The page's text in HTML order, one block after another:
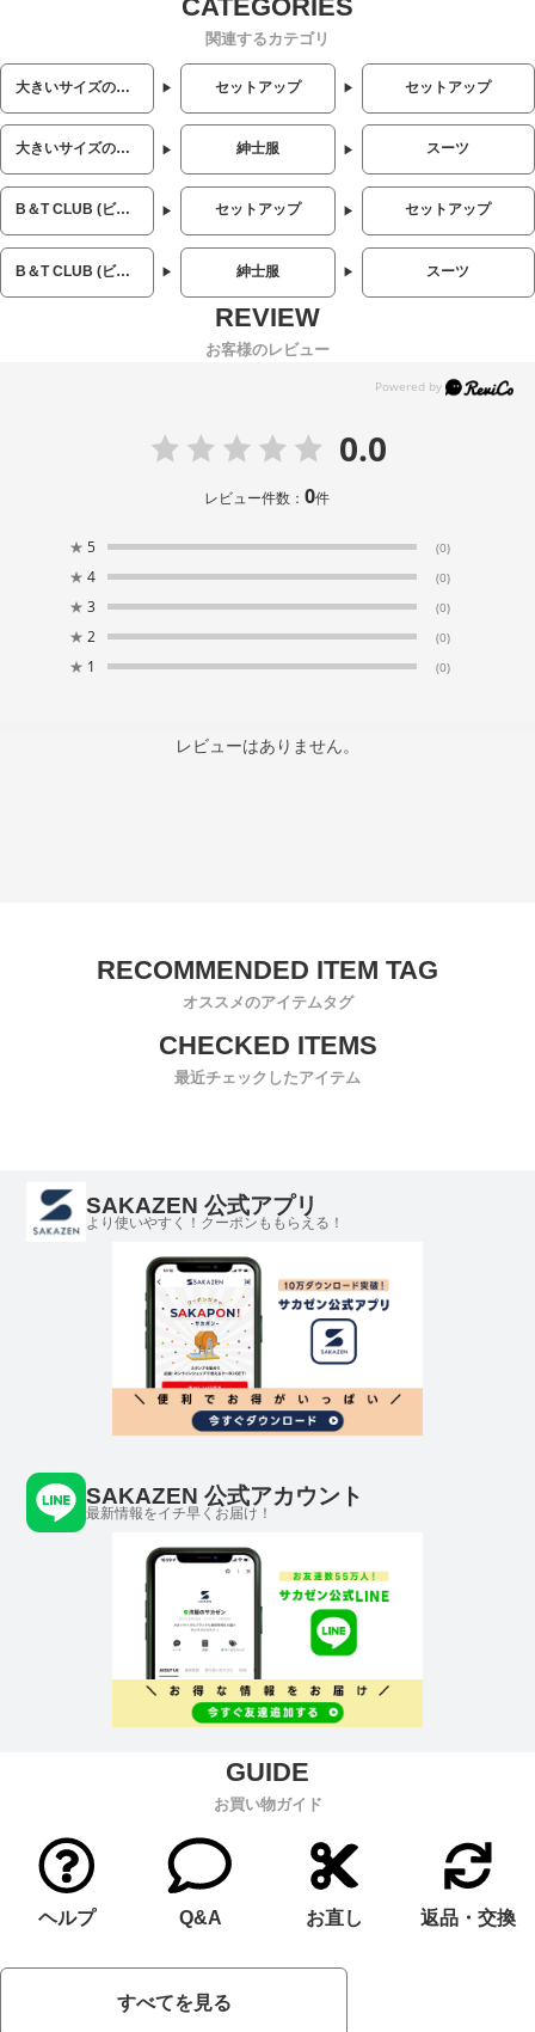
関連するカテゴリ
大きいサイズのメンズ服 セットアップ セットアップ
大きいサイズのメンズ服 紳士服 スーツ
B＆T CLUB (ビーアンドティークラブ) セットアップ セットアップ
B＆T CLUB (ビーアンドティークラブ) 紳士服 スーツ
お客様のレビュー
0.0
レビュー件数：0件
★ 5 (0)
★ 4 (0)
★ 3 (0)
★ 2 (0)
★ 1 (0)
レビューはありません。
オススメのアイテムタグ
最近チェックしたアイテム
SAKAZEN 公式アプリ
より使いやすく！クーポンももらえる！
SAKAZEN 公式アカウント
最新情報をイチ早くお届け！
お買い物ガイド
ヘルプ Q&A お直し 返品・交換
すべてを見る